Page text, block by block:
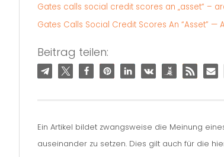
Gates calls social credit scores an „asset“ –
Gates Calls Social Credit Scores An “Asset” —
Beitrag teilen:
Ein Artikel bildet zwangsweise die Meinung
auseinander zu setzen. Dies gilt auch für die